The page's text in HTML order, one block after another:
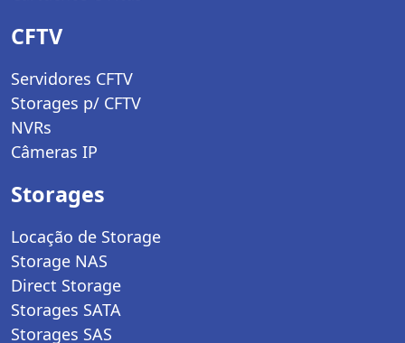
CFTV
Servidores CFTV
Storages p/ CFTV
NVRs
Câmeras IP
Storages
Locação de Storage
Storage NAS
Direct Storage
Storages SATA
Storages SAS